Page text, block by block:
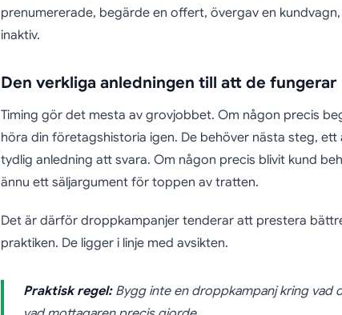
prenumererade, begärde en offert, övergav en
inaktiv.
Den verkliga anledningen till att de fungerar
Timing gör det mesta av grovjobbet. Om någon precis
höra din företagshistoria igen. De behöver nästa steg, ett
tydlig anledning att svara. Om någon precis blivit kund
ännu ett säljargument för toppen av tratten.
Det är därför droppkampanjer tenderar att prestera
praktiken. De ligger i linje med avsikten.
Praktisk regel:Bygg inte en droppkampanj kring vad